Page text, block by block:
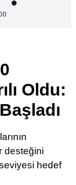
Youtube
TikTok
Pinterest
LinkedIn
Oldu:
desteğini
hedef